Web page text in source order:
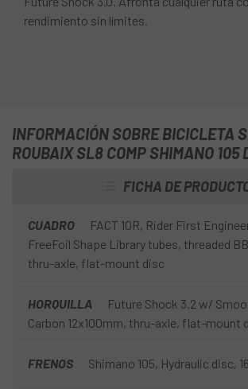
rendimiento sin límites.
INFORMACIÓN SOBRE BICICLETA
ROUBAIX SL8 COMP SHIMANO 105
FICHA DE
CUADRO
FACT 10R, Rider First
FreeFoil Shape Library tubes, threaded
thru-axle, flat-mount disc
HORQUILLA
Future Shock 3.2 w/
Carbon 12x100mm, thru-axle, flat-mount
FRENOS Shimano 105, Hydraulic disc,